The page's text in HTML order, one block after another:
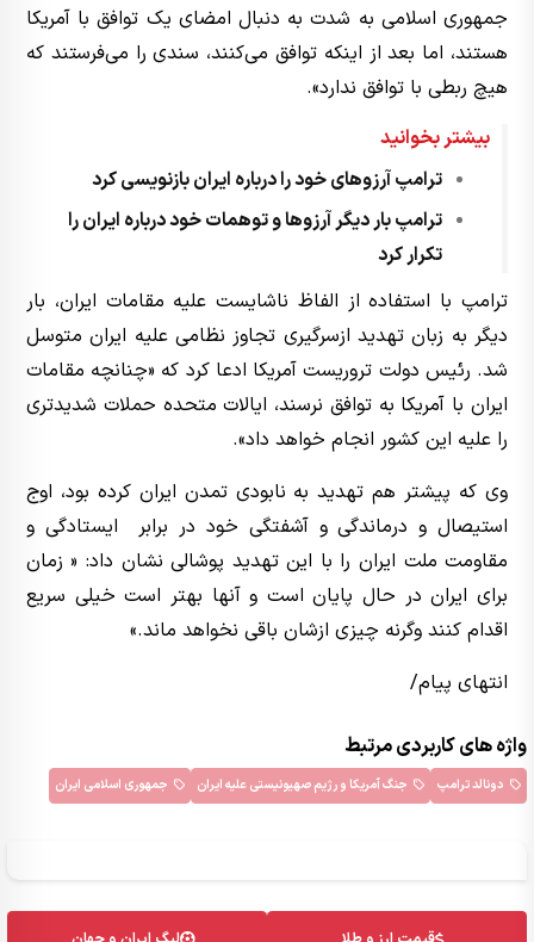
جمهوری اسلامی به شدت به دنبال امضای یک توافق با آمریکا
هستند، اما بعد از اینکه توافق می‌کنند، سندی را می‌فرستند که
هیچ ربطی با توافق ندارد».
بیشتر بخوانید
ترامپ آرزوهای خود را درباره ایران بازنویسی کرد
ترامپ بار دیگر آرزوها و توهمات خود درباره ایران را
تکرار کرد
ترامپ با استفاده از الفاظ ناشایست علیه مقامات ایران، بار
دیگر به زبان تهدید ازسرگیری تجاوز نظامی علیه ایران متوسل
شد. رئیس دولت تروریست آمریکا ادعا کرد که «چنانچه مقامات
ایران با آمریکا به توافق نرسند، ایالات متحده حملات شدیدتری
را علیه این کشور انجام خواهد داد».
وی که پیشتر هم تهدید به نابودی تمدن ایران کرده بود، اوج
استیصال و درماندگی و آشفتگی خود در برابر ایستادگی و
مقاومت ملت ایران را با این تهدید پوشالی نشان داد: « زمان
برای ایران در حال پایان است و آنها بهتر است خیلی سریع
اقدام کنند وگرنه چیزی ازشان باقی نخواهد ماند.»
انتهای پیام/
واژه های کاربردی مرتبط
دونالد ترامپ جنگ آمریکا و رژیم صهیونیستی علیه ایران جمهوری اسلامی ایران